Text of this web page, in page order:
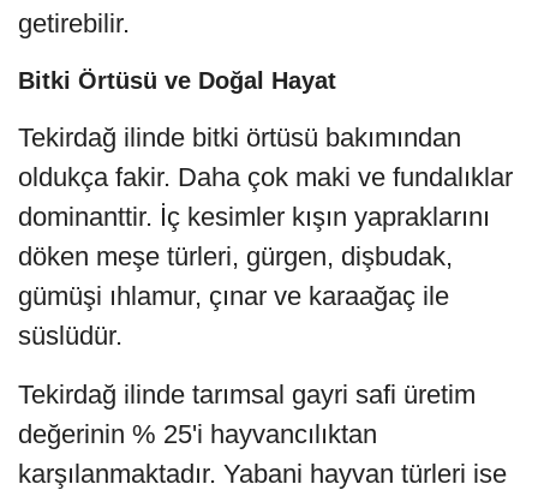
getirebilir.
Bitki Örtüsü ve Doğal Hayat
Tekirdağ ilinde bitki örtüsü bakımından
oldukça fakir. Daha çok maki ve fundalıklar
dominanttir. İç kesimler kışın yapraklarını
döken meşe türleri, gürgen, dişbudak,
gümüşi ıhlamur, çınar ve karaağaç ile
süslüdür.
Tekirdağ ilinde tarımsal gayri safi üretim
değerinin % 25'i hayvancılıktan
karşılanmaktadır. Yabani hayvan türleri ise